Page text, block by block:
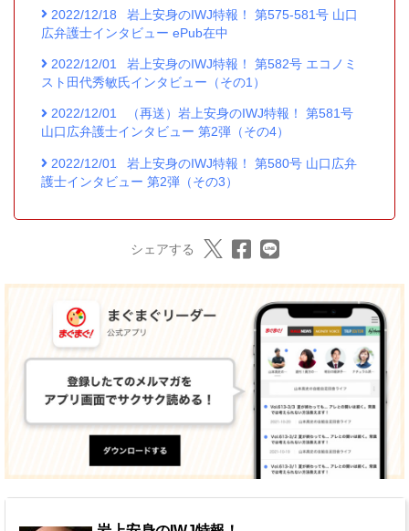
2022/12/18
岩上安身のIWJ特報！ 第575-581号 山口
広弁護士インタビュー ePub在中
2022/12/01
岩上安身のIWJ特報！ 第582号 エコノミ
スト田代秀敏氏インタビュー（その1）
2022/12/01
（再送）岩上安身のIWJ特報！ 第581号
山口広弁護士インタビュー 第2弾（その4）
2022/12/01
岩上安身のIWJ特報！ 第580号 山口広弁
護士インタビュー 第2弾（その3）
シェアする